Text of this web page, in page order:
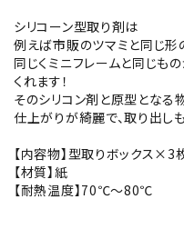
シリコーン型取り剤は
例えば市販のツマミと同じ形
同じくミニフレームと同じも
くれます！
そのシリコン剤と原型とな
仕上がりが綺麗で、取り出し
【内容物】型取りボックス
【材質】紙
【耐熱温度】70℃～80℃